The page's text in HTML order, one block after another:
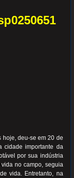
hoje, deu-se em 20 de
cidade importante da
por sua indústria
no campo, seguia
vida. Entretanto, na